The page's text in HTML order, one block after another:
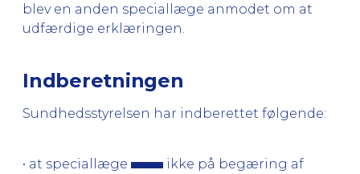
blev en anden speciallæge anmodet om at
udfærdige erklæringen.
Indberetningen
Sundhedsstyrelsen har indberettet følgende:
• at speciallæge
ikke på begæring af